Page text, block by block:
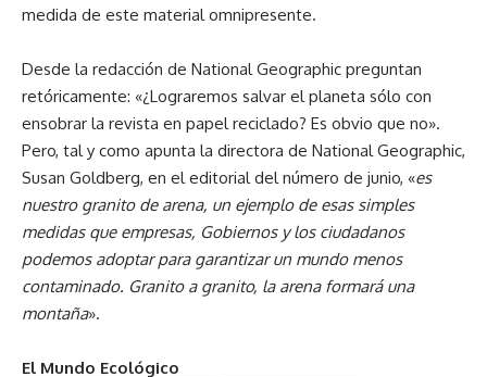
medida de este material omnipresente.
Desde la redacción de National Geographic preguntan
retóricamente: «¿Lograremos salvar el planeta sólo con
ensobrar la revista en papel reciclado? Es obvio que no».
Pero, tal y como apunta la directora de National Geographic,
Susan Goldberg, en el editorial del número de junio, «es
nuestro granito de arena, un ejemplo de esas simples
medidas que empresas, Gobiernos y los ciudadanos
podemos adoptar para garantizar un mundo menos
contaminado. Granito a granito, la arena formaráuna
montaña».
El Mundo Ecológico